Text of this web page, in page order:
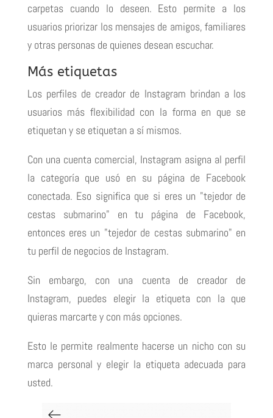
carpetas cuando lo deseen. Esto permite a los
usuarios priorizar los mensajes de amigos, familiares
y otras personas de quienes desean escuchar.
Más etiquetas
Los perfiles de creador de Instagram brindan a los
usuarios más flexibilidad con la forma en que se
etiquetan y se etiquetan a sí mismos.
Con una cuenta comercial, Instagram asigna al perfil
la categoría que usó en su página de Facebook
conectada. Eso significa que si eres un "tejedor de
cestas submarino" en tu página de Facebook,
entonces eres un "tejedor de cestas submarino" en
tu perfil de negocios de Instagram.
Sin embargo, con una cuenta de creador de
Instagram, puedes elegir la etiqueta con la que
quieras marcarte y con más opciones.
Esto le permite realmente hacerse un nicho con su
marca personal y elegir la etiqueta adecuada para
usted.